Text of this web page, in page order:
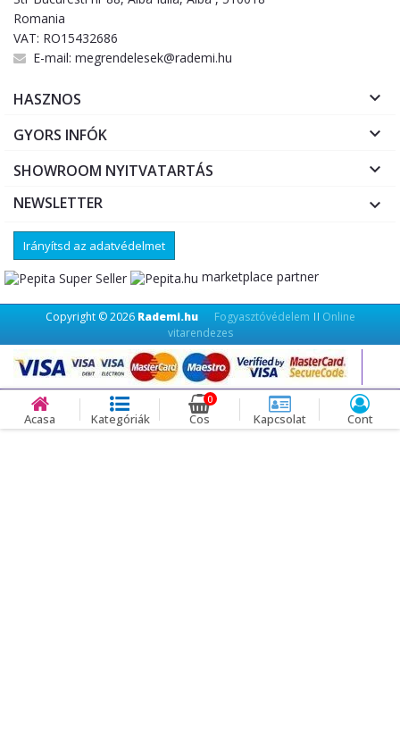
Romania
VAT: RO15432686
E-mail: megrendelesek@rademi.hu
HASZNOS 
GYORS INFÓK 
SHOWROOM NYITVATARTÁS 
NEWSLETTER 
Irányítsd az adatvédelmet
marketplace partner
Copyright © 2026 Rademi.hu Fogyasztóvédelem || Online
vitarendezes
Acasa Kategóriák
0
Cos Kapcsolat Cont